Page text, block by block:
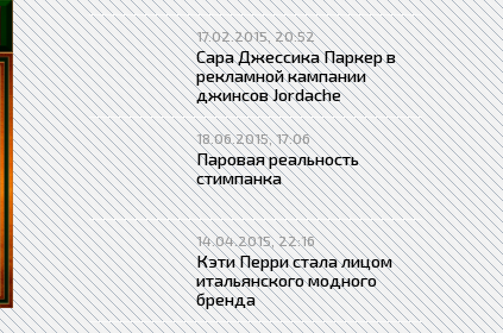
17.02.2015, 20:52
Сара Джессика Паркер в
рекламной кампании
джинсов Jordache
18.06.2015, 17:06
Паровая реальность
стимпанка
14.04.2015, 22:16
Кэти Перри стала лицом
итальянского модного
бренда